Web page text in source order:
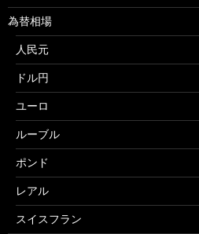
為替相場
人民元
ドル円
ユーロ
ルーブル
ポンド
レアル
スイスフラン